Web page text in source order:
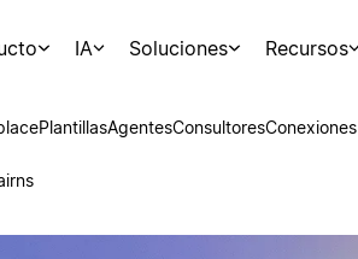
IA Soluciones Recursos
PlantillasAgentesConsultoresConexiones